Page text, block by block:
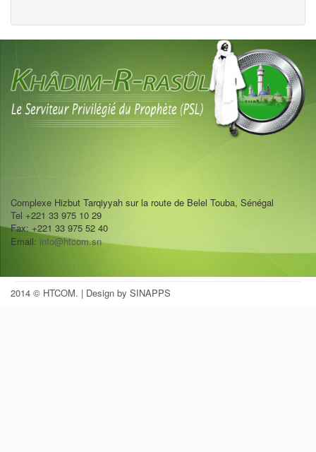
Complexe Hizbut Tarqiyyah sur la route de Belel Touba, Sénégal
Tel +221 33 975 10 29
Fax: +221 33 975 52 40
Email: info@htcom.sn
2014 © HTCOM. | Design by SINAPPS